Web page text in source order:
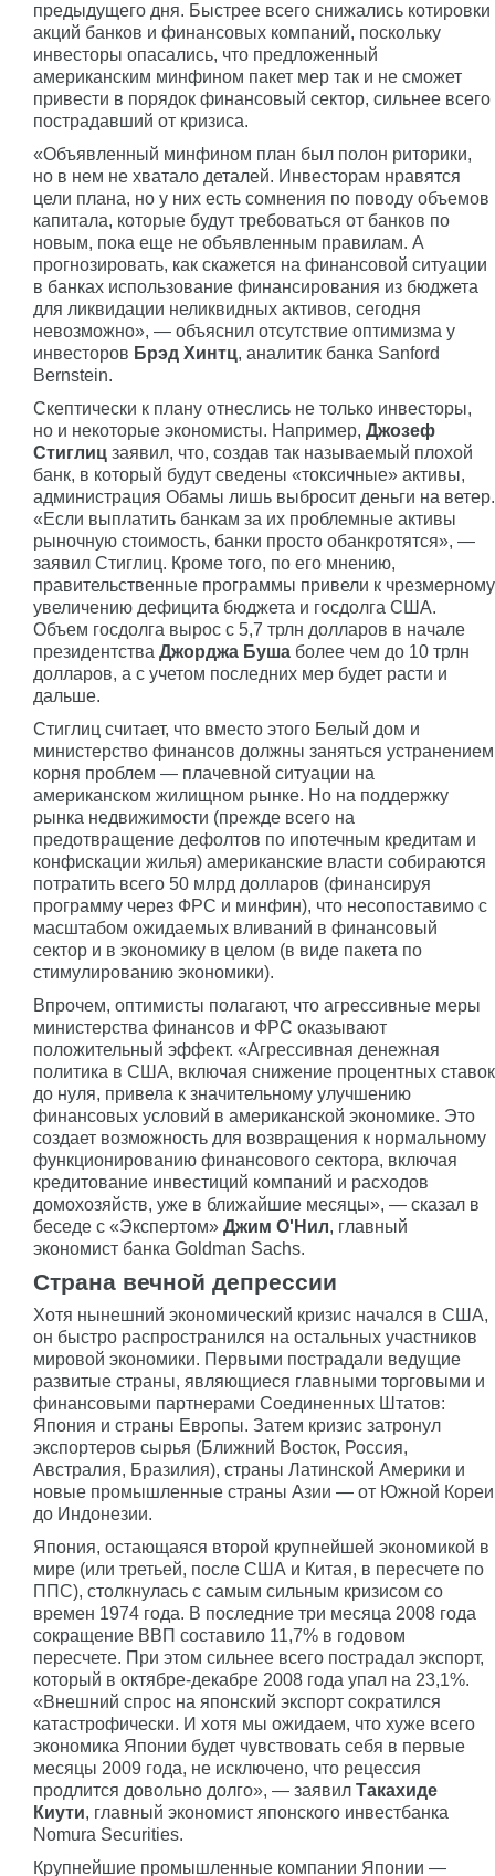
предыдущего дня. Быстрее всего снижались котировки
акций банков и финансовых компаний, поскольку
инвесторы опасались, что предложенный
американским минфином пакет мер так и не сможет
привести в порядок финансовый сектор, сильнее всего
пострадавший от кризиса.
«Объявленный минфином план был полон риторики,
но в нем не хватало деталей. Инвесторам нравятся
цели плана, но у них есть сомнения по поводу объемов
капитала, которые будут требоваться от банков по
новым, пока еще не объявленным правилам. А
прогнозировать, как скажется на финансовой ситуации
в банках использование финансирования из бюджета
для ликвидации неликвидных активов, сегодня
невозможно», — объяснил отсутствие оптимизма у
инвесторов Брэд Хинтц, аналитик банка Sanford
Bernstein.
Скептически к плану отнеслись не только инвесторы,
но и некоторые экономисты. Например, Джозеф
Стиглиц заявил, что, создав так называемый плохой
банк, в который будут сведены «токсичные» активы,
администрация Обамы лишь выбросит деньги на ветер.
«Если выплатить банкам за их проблемные активы
рыночную стоимость, банки просто обанкротятся», —
заявил Стиглиц. Кроме того, по его мнению,
правительственные программы привели к чрезмерному
увеличению дефицита бюджета и госдолга США.
Объем госдолга вырос с 5,7 трлн долларов в начале
президентства Джорджа Буша более чем до 10 трлн
долларов, а с учетом последних мер будет расти и
дальше.
Стиглиц считает, что вместо этого Белый дом и
министерство финансов должны заняться устранением
корня проблем — плачевной ситуации на
американском жилищном рынке. Но на поддержку
рынка недвижимости (прежде всего на
предотвращение дефолтов по ипотечным кредитам и
конфискации жилья) американские власти собираются
потратить всего 50 млрд долларов (финансируя
программу через ФРС и минфин), что несопоставимо с
масштабом ожидаемых вливаний в финансовый
сектор и в экономику в целом (в виде пакета по
стимулированию экономики).
Впрочем, оптимисты полагают, что агрессивные меры
министерства финансов и ФРС оказывают
положительный эффект. «Агрессивная денежная
политика в США, включая снижение процентных ставок
до нуля, привела к значительному улучшению
финансовых условий в американской экономике. Это
создает возможность для возвращения к нормальному
функционированию финансового сектора, включая
кредитование инвестиций компаний и расходов
домохозяйств, уже в ближайшие месяцы», — сказал в
беседе с «Экспертом» Джим О'Нил, главный
экономист банка Goldman Sachs.
Страна вечной депрессии
Хотя нынешний экономический кризис начался в США,
он быстро распространился на остальных участников
мировой экономики. Первыми пострадали ведущие
развитые страны, являющиеся главными торговыми и
финансовыми партнерами Соединенных Штатов:
Япония и страны Европы. Затем кризис затронул
экспортеров сырья (Ближний Восток, Россия,
Австралия, Бразилия), страны Латинской Америки и
новые промышленные страны Азии — от Южной Кореи
до Индонезии.
Япония, остающаяся второй крупнейшей экономикой в
мире (или третьей, после США и Китая, в пересчете по
ППС), столкнулась с самым сильным кризисом со
времен 1974 года. В последние три месяца 2008 года
сокращение ВВП составило 11,7% в годовом
пересчете. При этом сильнее всего пострадал экспорт,
который в октябре-декабре 2008 года упал на 23,1%.
«Внешний спрос на японский экспорт сократился
катастрофически. И хотя мы ожидаем, что хуже всего
экономика Японии будет чувствовать себя в первые
месяцы 2009 года, не исключено, что рецессия
продлится довольно долго», — заявил Такахиде
Киути, главный экономист японского инвестбанка
Nomura Securities.
Крупнейшие промышленные компании Японии —